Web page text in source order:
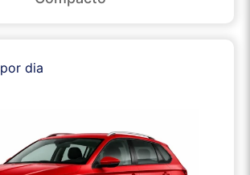
por dia